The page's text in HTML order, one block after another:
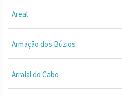
Areal
Armação dos Búzios
Arraial do Cabo